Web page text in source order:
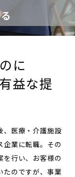
に
益な提
、医療・介護施設
企業に転職。その
を行い、お客様の
たのですが、事業